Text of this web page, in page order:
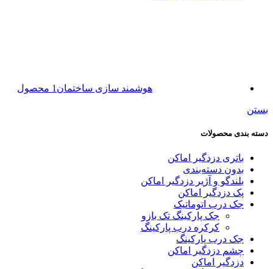
هوشمند سازی ساختمان 1 محصول
بستن
دسته بندی محصولات
باتری دزدگیر اماکن
بدون دسته‌بندی
بلندگو و آژیر دزدگیر اماکن
پک دزدگیر اماکن
جک درب اتوماتیک
جک پارکینگ تک بازو
کرکره درب پارکینگ
جک درب پارکینگ
چشم دزدگیر اماکن
دزدگیر اماکن